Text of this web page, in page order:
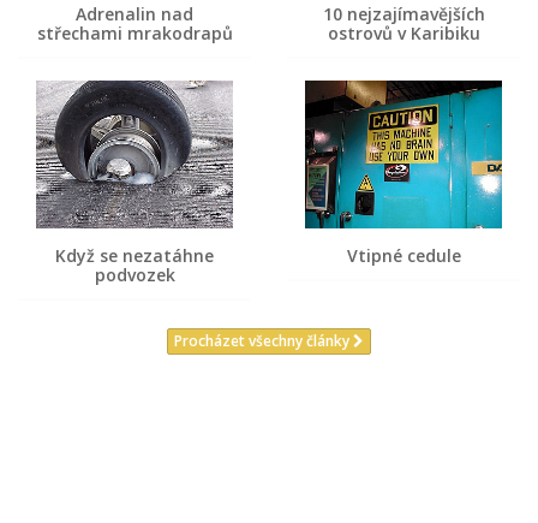
Adrenalin nad
střechami mrakodrapů
10 nejzajímavějších
ostrovů v Karibiku
Když se nezatáhne
podvozek
Vtipné cedule
Procházet všechny články